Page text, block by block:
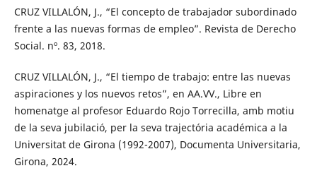
CRUZ VILLALÓN, J., “El concepto de trabajador subordinado
frente a las nuevas formas de empleo”. Revista de Derecho
Social. nº. 83, 2018.
CRUZ VILLALÓN, J., “El tiempo de trabajo: entre las nuevas
aspiraciones y los nuevos retos”, en AA.VV., Libre en
homenatge al profesor Eduardo Rojo Torrecilla, amb motiu
de la seva jubilació, per la seva trajectória académica a la
Universitat de Girona (1992-2007), Documenta Universitaria,
Girona, 2024.